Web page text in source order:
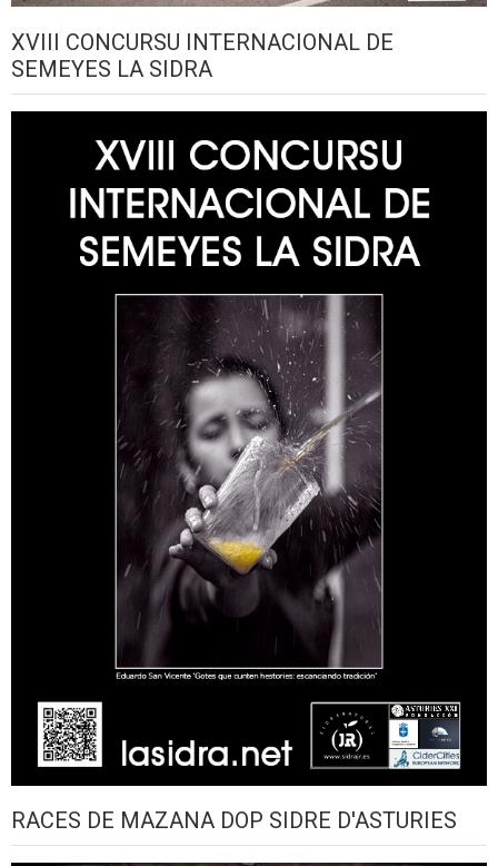
XVIII CONCURSU INTERNACIONAL DE
SEMEYES LA SIDRA
RACES DE MAZANA DOP SIDRE D'ASTURIES